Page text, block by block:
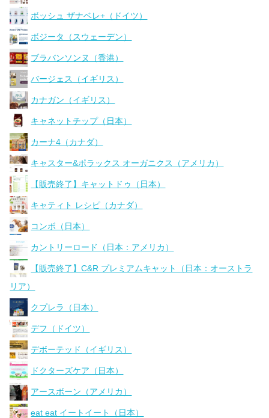
ボッシュ ザナベレ+（ドイツ）
ボジータ（スウェーデン）
ブラバンソンヌ（香港）
バージェス（イギリス）
カナガン（イギリス）
キャネットチップ（日本）
カーナ4（カナダ）
キャスター&ポラックス オーガニクス（アメリカ）
【販売終了】キャットドゥ（日本）
キャティト レシピ（カナダ）
コンボ（日本）
カントリーロード（日本：アメリカ）
【販売終了】C&R プレミアムキャット（日本：オーストラ
リア）
クプレラ（日本）
デフ（ドイツ）
デボーテッド（イギリス）
ドクターズケア（日本）
アースボーン（アメリカ）
eat eat イートイート（日本）